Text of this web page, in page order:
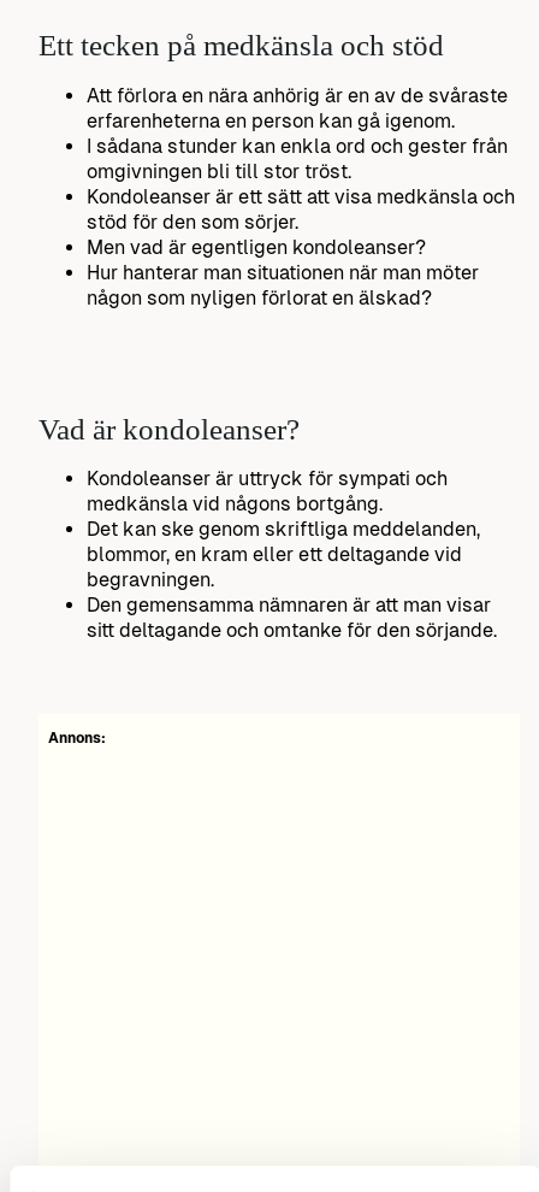
Ett tecken på medkänsla och stöd
Att förlora en nära anhörig är en av de svåraste
erfarenheterna en person kan gå igenom.
I sådana stunder kan enkla ord och gester från
omgivningen bli till stor tröst.
Kondoleanser är ett sätt att visa medkänsla och
stöd för den som sörjer.
Men vad är egentligen kondoleanser?
Hur hanterar man situationen när man möter
någon som nyligen förlorat en älskad?
Vad är kondoleanser?
Kondoleanser är uttryck för sympati och
medkänsla vid någons bortgång.
Det kan ske genom skriftliga meddelanden,
blommor, en kram eller ett deltagande vid
begravningen.
Den gemensamma nämnaren är att man visar
sitt deltagande och omtanke för den sörjande.
Annons: